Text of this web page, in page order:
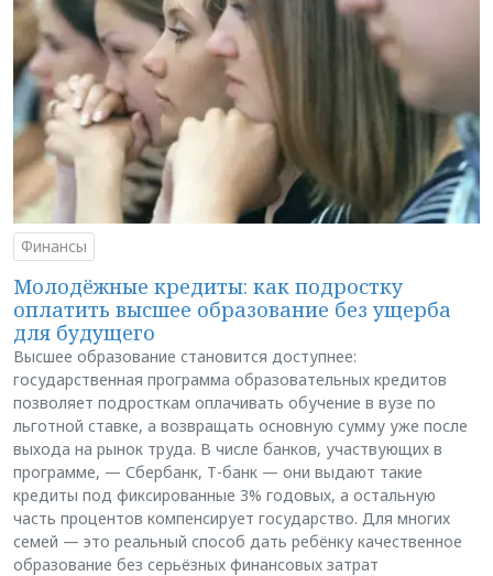
Финансы
Молодёжные кредиты: как подростку
оплатить высшее образование без ущерба
для будущего
Высшее образование становится доступнее:
государственная программа образовательных кредитов
позволяет подросткам оплачивать обучение в вузе по
льготной ставке, а возвращать основную сумму уже после
выхода на рынок труда. В числе банков, участвующих в
программе, — Сбербанк, Т-банк — они выдают такие
кредиты под фиксированные 3% годовых, а остальную
часть процентов компенсирует государство. Для многих
семей — это реальный способ дать ребёнку качественное
образование без серьёзных финансовых затрат